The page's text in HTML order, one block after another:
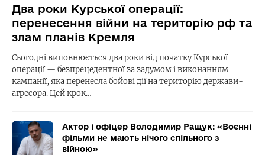
Два роки Курської операції:
перенесення війни на територію рф та
злам планів Кремля
Сьогодні виповнюється два роки від початку Курської
операції — безпрецедентної за задумом і виконанням
кампанії, яка перенесла бойові дії на територію держави-
агресора. Цей крок…
Актор і офіцер Володимир Ращук: «Воєнні
фільми не мають нічого спільного з
війною»